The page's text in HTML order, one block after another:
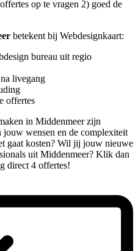
op te vragen 2) goed de
betekent bij Webdesignkaart:
bureau uit regio
livegang
offertes
in Middenmeer zijn
wensen en de complexiteit
gaat kosten? Wil jij jouw nieuwe
uit Middenmeer? Klik dan
direct 4 offertes!